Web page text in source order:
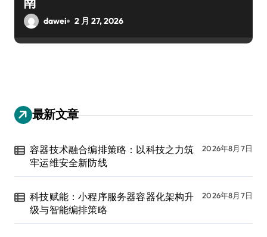
dawei 2 月 27, 2026
最新文章
容器技术融合编排策略：以科技之力筑
牢运维安全新防线
2026年8月7日
科技赋能：小程序服务器容器化架构升
级与智能编排策略
2026年8月7日